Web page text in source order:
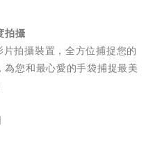
拍攝
拍攝裝置，全方位捕捉您的
您和最心愛的手袋捕捉最美